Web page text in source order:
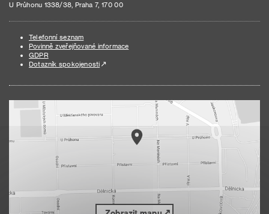
U Průhonu 1338/38, Praha 7, 170 00
Telefonní seznam
Povinně zveřejňované informace
GDPR
Dotazník spokojenosti